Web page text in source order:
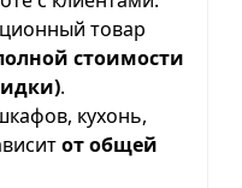
товар
стоимости
.
кухонь,
от общей